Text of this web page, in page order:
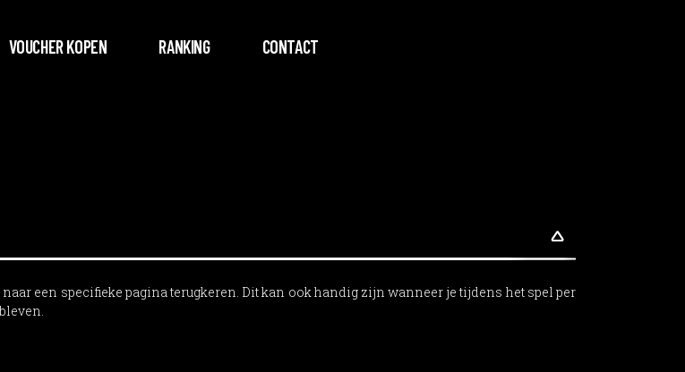
VOUCHER KOPEN RANKING CONTACT
een specifieke pagina terugkeren. Dit kan ook handig zijn wanneer je tijdens het spel per